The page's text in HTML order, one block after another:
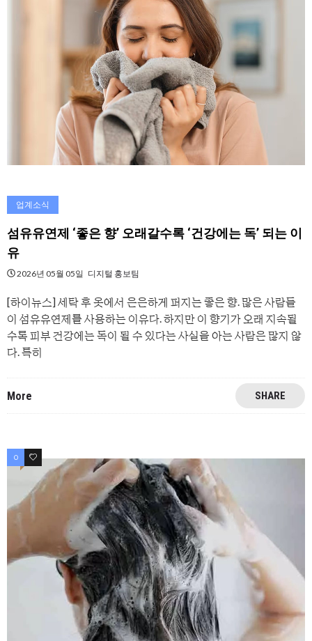
업계소식
섬유유연제 ‘좋은 향’ 오래갈수록 ‘건강에는 독’ 되는 이
유
2026년 05월 05일 디지털 홍보팀
[하이뉴스] 세탁 후 옷에서 은은하게 퍼지는 좋은 향. 많은 사람들
이 섬유유연제를 사용하는 이유다. 하지만 이 향기가 오래 지속될
수록 피부 건강에는 독이 될 수 있다는 사실을 아는 사람은 많지 않
다. 특히
More SHARE
0 0